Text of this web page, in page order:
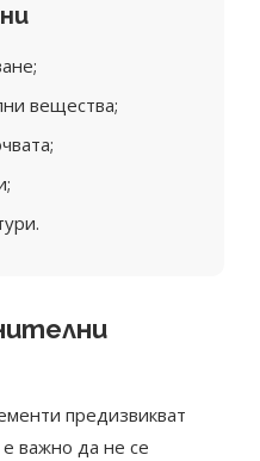
вещества;
предизвикват
важно да не се